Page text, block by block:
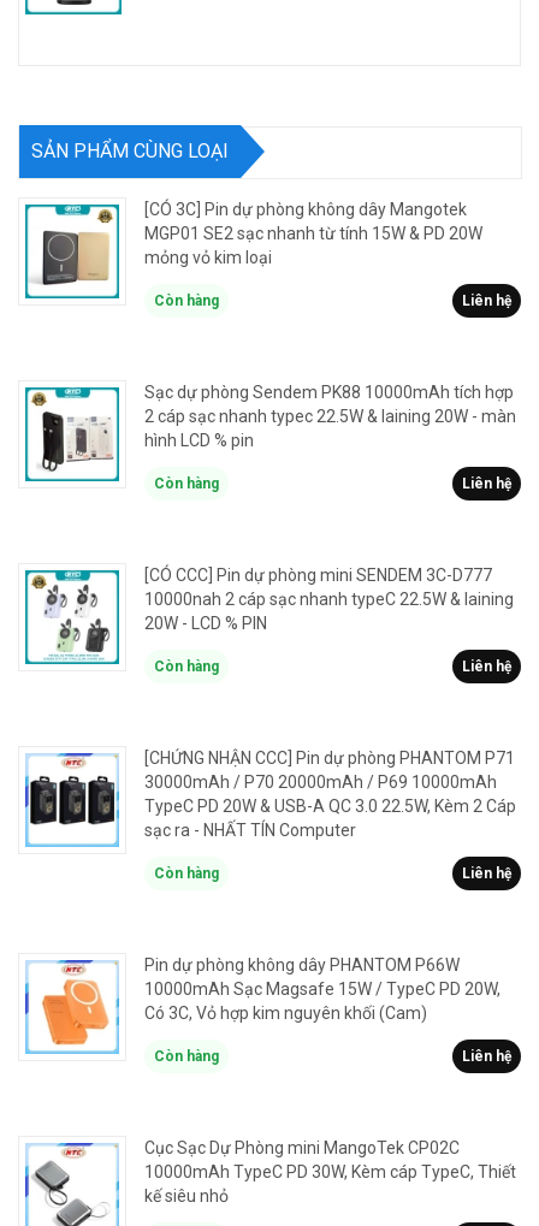
SẢN PHẨM CÙNG LOẠI
[CÓ 3C] Pin dự phòng không dây Mangotek
MGP01 SE2 sạc nhanh từ tính 15W & PD 20W
mỏng vỏ kim loại
Còn hàng Liên hệ
Sạc dự phòng Sendem PK88 10000mAh tích hợp
2 cáp sạc nhanh typec 22.5W & laining 20W - màn
hình LCD % pin
Còn hàng Liên hệ
[CÓ CCC] Pin dự phòng mini SENDEM 3C-D777
10000nah 2 cáp sạc nhanh typeC 22.5W & laining
20W - LCD % PIN
Còn hàng Liên hệ
[CHỨNG NHẬN CCC] Pin dự phòng PHANTOM P71
30000mAh / P70 20000mAh / P69 10000mAh
TypeC PD 20W & USB-A QC 3.0 22.5W, Kèm 2 Cáp
sạc ra - NHẤT TÍN Computer
Còn hàng Liên hệ
Pin dự phòng không dây PHANTOM P66W
10000mAh Sạc Magsafe 15W / TypeC PD 20W,
Có 3C, Vỏ hợp kim nguyên khối (Cam)
Còn hàng Liên hệ
Cục Sạc Dự Phòng mini MangoTek CP02C
10000mAh TypeC PD 30W, Kèm cáp TypeC, Thiết
kế siêu nhỏ